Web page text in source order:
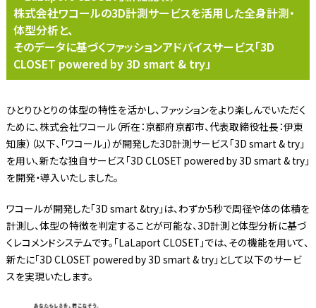
株式会社ワコールの3D計測サービスを活用した全身計測・
体型分析と、
そのデータに基づくファッションアドバイスサービス「3D
CLOSET powered by 3D smart & try」
ひとりひとりの体型の特性を活かし、ファッションをより楽しんでいただく
ために、株式会社ワコール（所在：京都府京都市、代表取締役社長：伊東
知康）（以下、「ワコール」）が開発した3D計測サービス「3D smart & try」
を用い、新たな独自サービス「3D CLOSET powered by 3D smart & try」
を開発・導入いたしました。
ワコールが開発した「3D smart &try」は、わずか5秒で周径や体の体積を
計測し、体型の特徴を判定することが可能な、3D計測と体型分析に基づ
くレコメンドシステムです。「LaLaport CLOSET」では、その機能を用いて、
新たに「3D CLOSET powered by 3D smart & try」として以下のサービ
スを実現いたします。